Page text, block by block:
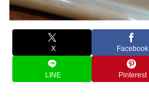
X Facebook
LINE Pinterest